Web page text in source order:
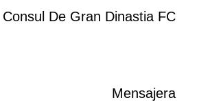
Consul De Gran Dinastia FC
Mensajera